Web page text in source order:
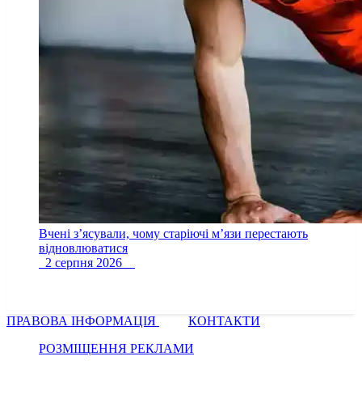
Вчені з’ясували, чому старіючі м’язи перестають
відновлюватися
2 серпня 2026
ПРАВОВА ІНФОРМАЦІЯ
КОНТАКТИ
РОЗМІЩЕННЯ РЕКЛАМИ